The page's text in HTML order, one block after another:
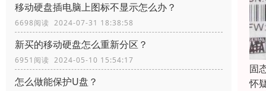
移动硬盘插电脑上图标不显示怎么办？
6698阅读 2024-07-31 18:38:58
新买的移动硬盘怎么重新分区？
6951阅读 2024-05-10 15:54:17
怎么做能保护U盘？
固
怀